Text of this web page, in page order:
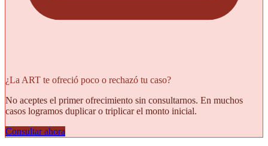
¿La ART te ofreció poco o rechazó tu caso?
No aceptes el primer ofrecimiento sin consultarnos. En muchos
casos logramos duplicar o triplicar el monto inicial.
Consultar ahora